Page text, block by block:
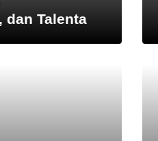
dan Talenta